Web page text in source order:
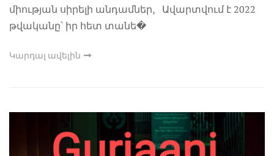
միության սիրելի անդամներ, Ավարտվում է 2022
թվականը՝ իր հետ տանե�
Կարդալ ավելին